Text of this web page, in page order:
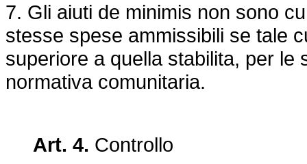
7. Gli aiuti de minimis non sono
stesse spese ammissibili se tale
superiore a quella stabilita, per
normativa comunitaria.
Art. 4. Controllo